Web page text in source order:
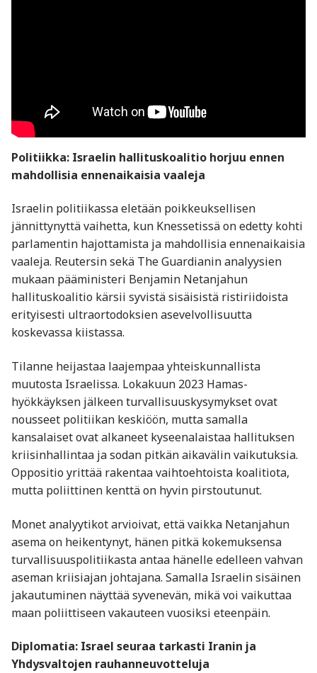
Politiikka: Israelin hallituskoalitio horjuu ennen
mahdollisia ennenaikaisia vaaleja
Israelin politiikassa eletään poikkeuksellisen
jännittynyttä vaihetta, kun Knessetissä on edetty kohti
parlamentin hajottamista ja mahdollisia ennenaikaisia
vaaleja. Reutersin sekä The Guardianin analyysien
mukaan pääministeri Benjamin Netanjahun
hallituskoalitio kärsii syvistä sisäisistä ristiriidoista
erityisesti ultraortodoksien asevelvollisuutta
koskevassa kiistassa.
Tilanne heijastaa laajempaa yhteiskunnallista
muutosta Israelissa. Lokakuun 2023 Hamas-
hyökkäyksen jälkeen turvallisuuskysymykset ovat
nousseet politiikan keskiöön, mutta samalla
kansalaiset ovat alkaneet kyseenalaistaa hallituksen
kriisinhallintaa ja sodan pitkän aikavälin vaikutuksia.
Oppositio yrittää rakentaa vaihtoehtoista koalitiota,
mutta poliittinen kenttä on hyvin pirstoutunut.
Monet analyytikot arvioivat, että vaikka Netanjahun
asema on heikentynyt, hänen pitkä kokemuksensa
turvallisuuspolitiikasta antaa hänelle edelleen vahvan
aseman kriisiajan johtajana. Samalla Israelin sisäinen
jakautuminen näyttää syvenevän, mikä voi vaikuttaa
maan poliittiseen vakauteen vuosiksi eteenpäin.
Diplomatia: Israel seuraa tarkasti Iranin ja
Yhdysvaltojen rauhanneuvotteluja